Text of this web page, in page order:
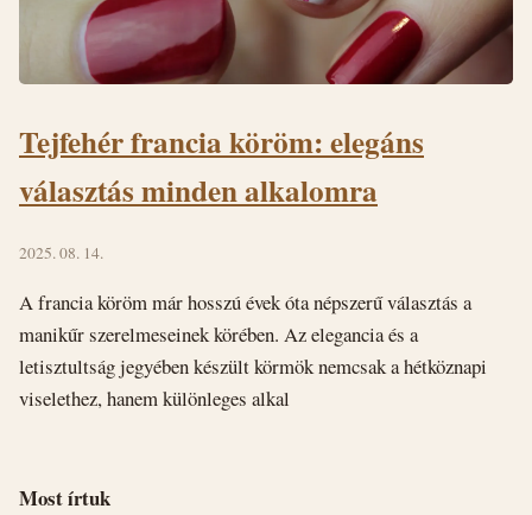
Tejfehér francia köröm: elegáns
választás minden alkalomra
2025. 08. 14.
A francia köröm már hosszú évek óta népszerű választás a
manikűr szerelmeseinek körében. Az elegancia és a
letisztultság jegyében készült körmök nemcsak a hétköznapi
viselethez, hanem különleges alkal
Most írtuk